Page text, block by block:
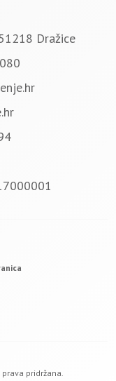
Dražice
pridržana.